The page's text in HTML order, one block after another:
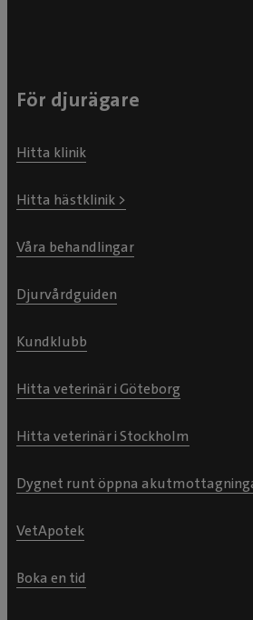
För djurägare
Hitta klinik
Hitta hästklinik >
Våra behandlingar
Djurvårdguiden
Kundklubb
Hitta veterinär i Göteborg
Hitta veterinär i Stockholm
Dygnet runt öppna
VetApotek
Boka en tid